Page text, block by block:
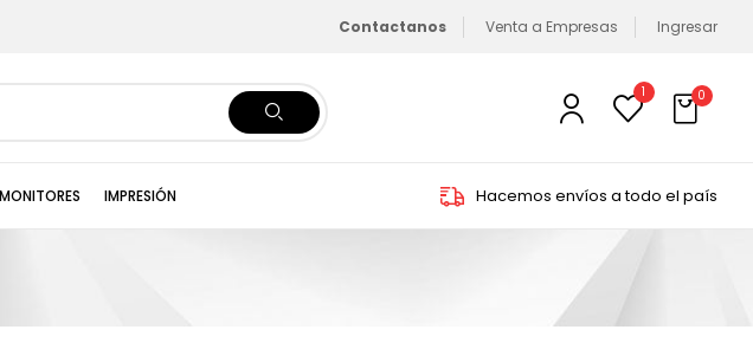
Contactanos Venta a Empresas Ingresar
1 0
MONITORES IMPRESIÓN Hacemos envíos a todo el país